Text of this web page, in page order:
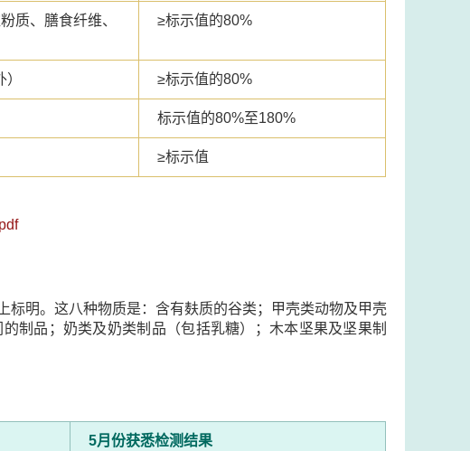
质、膳食纤维、
≥标示值的80%
≥标示值的80%
标示值的80%至180%
≥标示值
标明。这八种物质是：含有麸质的谷类；甲壳类动物及甲壳
制品；奶类及奶类制品（包括乳糖）；木本坚果及坚果制
5月份获悉检测结果